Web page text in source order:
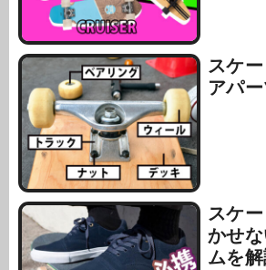
スケ
アパ
スケ
かせ
ムを解